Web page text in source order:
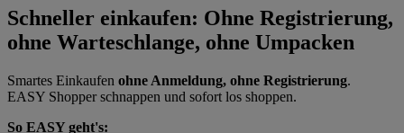
Schneller einkaufen: Ohne Registrierung,
ohne Warteschlange, ohne Umpacken
Smartes Einkaufen ohne Anmeldung, ohne Registrierung.
EASY Shopper schnappen und sofort los shoppen.
So EASY geht's: